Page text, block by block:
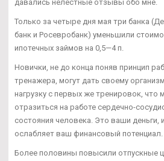
давались нелестные отзывы обо мне.
Только за четыре дня мая три банка
банк и Росевробанк) уменьшили
ипотечных займов на 0,5—4 п.
Новички, не до конца поняв принцип
тренажера, могут дать своему
нагрузку с первых же тренировок, что
отразиться на работе сердечно-
состояния человека. Это ваши деньги,
ослабляет ваш финансовый потенциал.
Более половины повысили отпускные